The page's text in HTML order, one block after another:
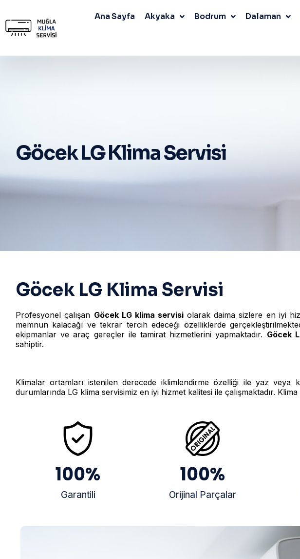
Ana Sayfa Akyaka Bodrum Dalaman
Göcek LG Klima Servisi
Göcek LG Klima Servisi
Profesyonel çalışan Göcek LG klima servisi olarak daima sizlere en iyi
memnun kalacağı ve tekrar tercih edeceği özelliklerde
ekipmanlar ve araç gereçler ile tamirat hizmetlerini yapmaktadır. Göcek
sahiptir.
Klimalar ortamları istenilen derecede iklimlendirme özelliği ile yaz veya
durumlarında LG klima servisimiz en iyi hizmet kalitesi ile çalışmaktadır.
100%
Garantili
100%
Orijinal Parçalar